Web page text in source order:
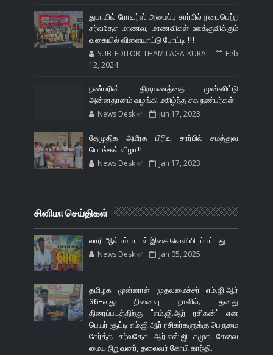
துபாயில் ரோவர்ஸ் அமைப்பு சார்பில் நடைபெற்ற
சர்வதேச மாணவ, மாணவிகள் ஊக்குவிக்கும்
வகையில் விளையாட்டு போட்டி !!!
SUB EDITOR THAMILAGA KURAL
Feb
12, 2024
நண்பரின் திருமணத்தை முன்னிட்டு
அன்னதானம் வழங்கி மகிழ்ந்த சக நண்பர்கள்.
News Desk ✅ Jun 17, 2023
தேமுதிக அமீரக பிரிவு சார்பில் சமத்துவ
பொங்கல் விழா!!.
News Desk ✅ Jan 17, 2023
சினிமா செய்திகள்
லாரி ஆல்பம் பாடல் இசை வெளியிடப்பட்டது
News Desk ✅ Jan 05, 2025
தமிழக முன்னாள் முதலமைச்சர் எம்.ஜி.ஆர்
36-வது நினைவு நாளில், தனது
திரைப்படத்திற்கு "எம்.ஜி.ஆர் ரசிகன்" என
பெயர் சூட்டி எம்.ஜி.ஆர் ரசிகர்களுக்கு பெருமை
சேர்த்த சர்வதேச ஆர்.எஸ்.ஜி சமுக சேவை
மைய நிறுவனர், தலைவர் கோபி காந்தி.